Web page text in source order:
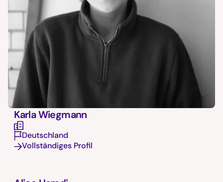
Karla Wiegmann
Deutschland
Vollständiges Profil